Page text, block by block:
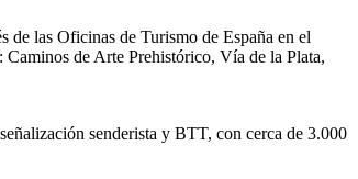
las Oficinas de Turismo de España en el
Caminos de Arte Prehistórico, Vía de la Plata,
senderista y BTT, con cerca de 3.000